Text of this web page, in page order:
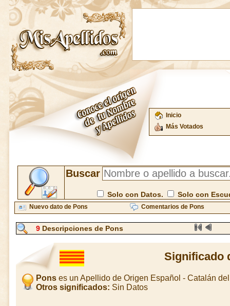
Inicio
Más Votados
Buscar
Solo con Datos. Solo con
Nuevo dato de Pons Comentarios de Pons
9 Descripciones de Pons
Significado
Ponses un Apellido de Origen Español - Catalán
Otros significados: Sin Datos